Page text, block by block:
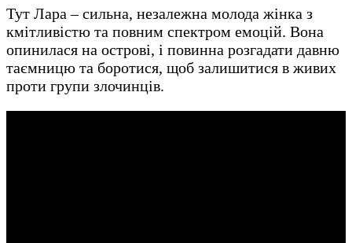
Тут Лара – сильна, незалежна молода жінка з
кмітливістю та повним спектром емоцій. Вона
опинилася на острові, і повинна розгадати давню
таємницю та боротися, щоб залишитися в живих
проти групи злочинців.